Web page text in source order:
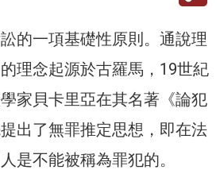
的一項基礎性原則。通說理
理念起源於古羅馬，19世紀
家貝卡里亞在其名著《論犯
出了無罪推定思想，即在法
是不能被稱為罪犯的。